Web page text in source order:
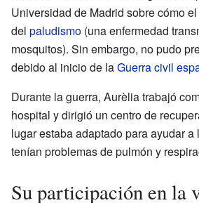
Universidad de Madrid sobre cómo
del paludismo (una enfermedad
mosquitos). Sin embargo, no pudo
debido al inicio de laGuerra civil
Durante la guerra, Aurèlia trabajó
hospital y dirigió un centro de
lugar estaba adaptado para ayudar
tenían problemas de pulmón y
Su participación en la